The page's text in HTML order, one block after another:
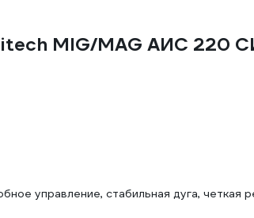
MIG/MAG АИС 220
управление, стабильная дуга, четкая